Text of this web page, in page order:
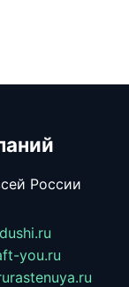
России
you.ru
rastenuya.ru